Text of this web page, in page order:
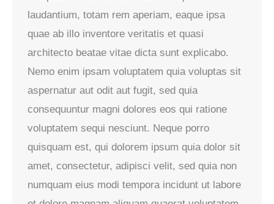
laudantium, totam rem aperiam, eaque ipsa
quae ab illo inventore veritatis et quasi
architecto beatae vitae dicta sunt explicabo.
Nemo enim ipsam voluptatem quia voluptas sit
aspernatur aut odit aut fugit, sed quia
consequuntur magni dolores eos qui ratione
voluptatem sequi nesciunt. Neque porro
quisquam est, qui dolorem ipsum quia dolor sit
amet, consectetur, adipisci velit, sed quia non
numquam eius modi tempora incidunt ut labore